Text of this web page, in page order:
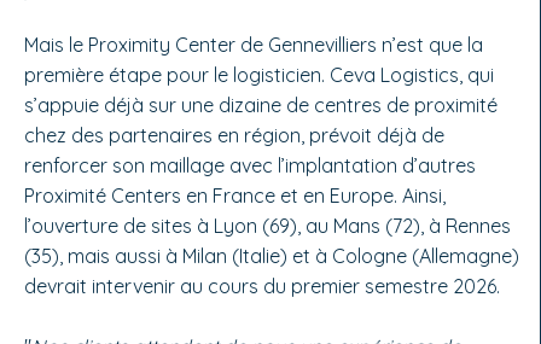
Mais le Proximity Center de Gennevilliers n’est que la
première étape pour le logisticien. Ceva Logistics, qui
s’appuie déjà sur une dizaine de centres de proximité
chez des partenaires en région, prévoit déjà de
renforcer son maillage avec l’implantation d’autres
Proximité Centers en France et en Europe. Ainsi,
l’ouverture de sites à Lyon (69), au Mans (72), à Rennes
(35), mais aussi à Milan (Italie) et à Cologne (Allemagne)
devrait intervenir au cours du premier semestre 2026.